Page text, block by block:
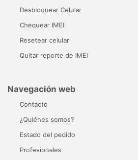
Desbloquear Celular
Chequear IMEI
Resetear celular
Quitar reporte de IMEI
Navegación web
Contacto
¿Quiénes somos?
Estado del pedido
Profesionales